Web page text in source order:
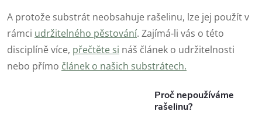
A protože substrát neobsahuje rašelinu, lze jej použít v
rámci udržitelného pěstování. Zajímá-li vás o této
disciplíně více, přečtěte si náš článek o udržitelnosti
nebo přímo článek o našich substrátech.
Proč nepoužíváme
rašelinu?